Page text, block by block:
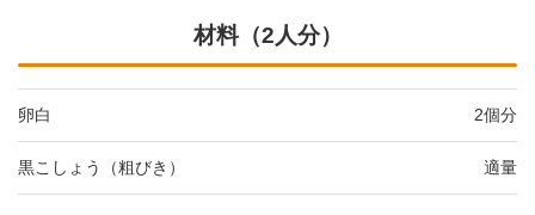
材料（2人分）
卵白 2個分
黒こしょう（粗びき） 適量